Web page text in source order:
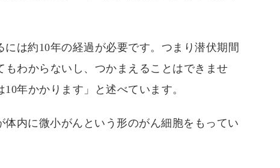
は約10年の経過が必要です。つまり潜伏期間
もわからないし、つかまえることはできませ
年かかります」と述べています。
内に微小がんという形のがん細胞をもってい